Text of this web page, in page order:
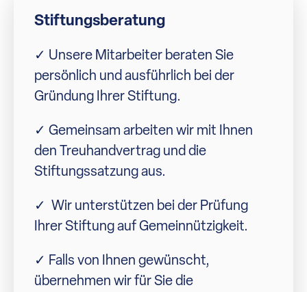
Stiftungsberatung
✓ Unsere Mitarbeiter beraten Sie
persönlich und ausführlich bei der
Gründung Ihrer Stiftung.
✓ Gemeinsam arbeiten wir mit Ihnen
den Treuhandvertrag und die
Stiftungssatzung aus.
✓ Wir unterstützen bei der Prüfung
Ihrer Stiftung auf Gemeinnützigkeit.
✓ Falls von Ihnen gewünscht,
übernehmen wir für Sie die